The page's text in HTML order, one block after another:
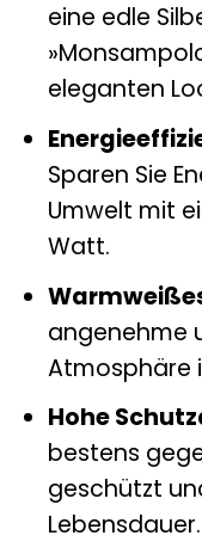
eine edle
eleganten
Sparen Sie
Umwelt mit
Watt.
angenehme
Atmosphäre
Hohe
bestens
geschützt
Lebensdauer.